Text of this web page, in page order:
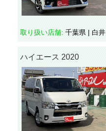
取り扱い店舗: 千葉県 | 白井
ハイエース 2020